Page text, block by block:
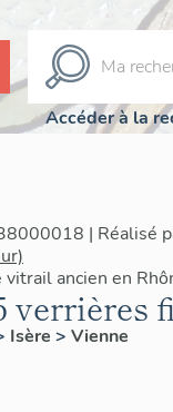
Accéder à la
| Réalisé
ancien en
verrières
Isère > Vienne